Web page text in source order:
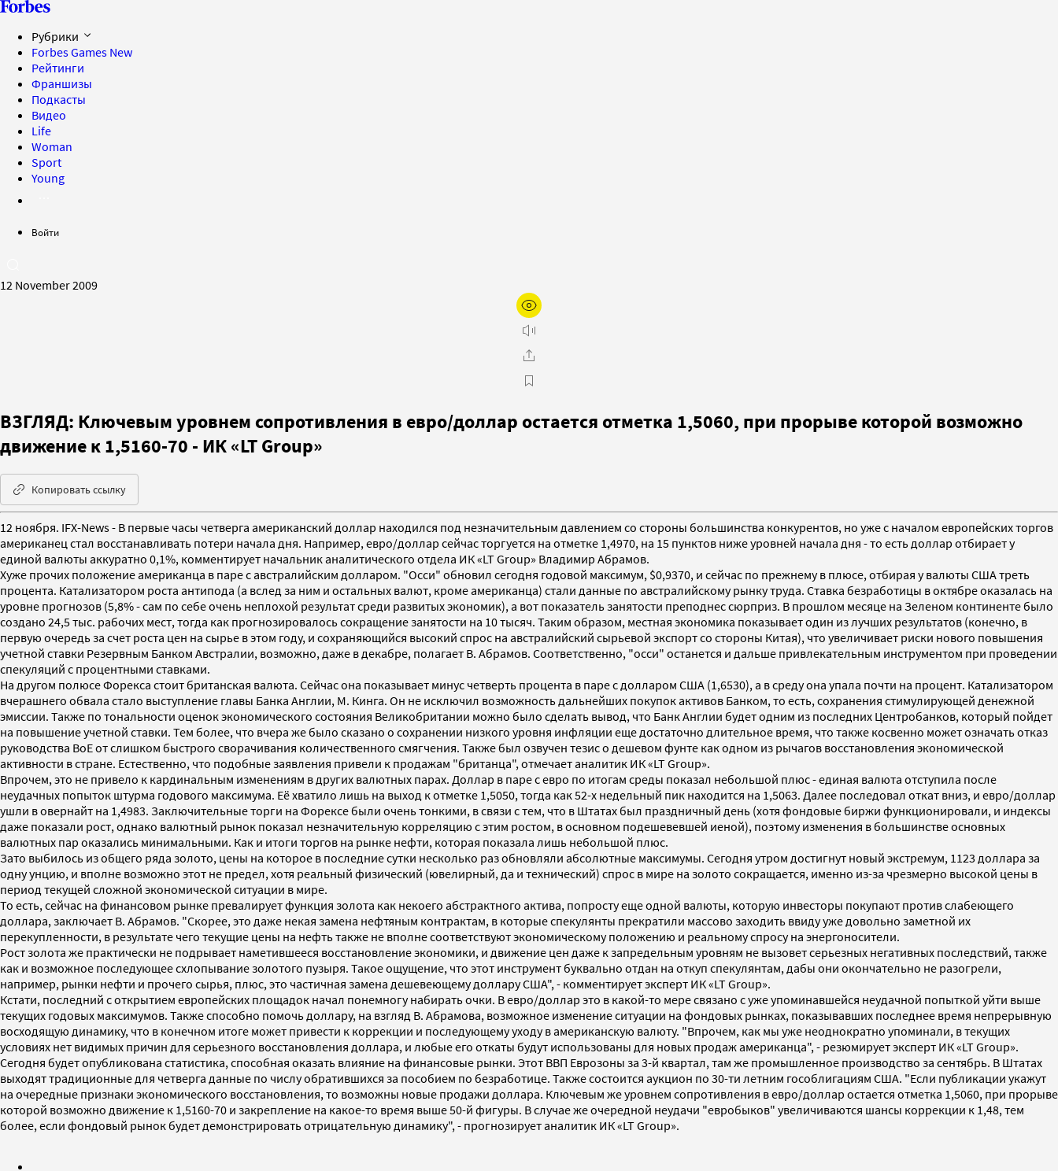
Рубрики
Forbes Games New
Рейтинги
Франшизы
Подкасты
Видео
Life
Woman
Sport
Young
Войти
12 November 2009
ВЗГЛЯД: Ключевым уровнем сопротивления в евро/доллар остается отметка 1,5060, при прорыве которой возможно
движение к 1,5160-70 - ИК «LT Group»
Копировать ссылку
12 ноября. IFX-News - В первые часы четверга американский доллар находился под незначительным давлением со стороны большинства конкурентов, но уже с началом европейских торгов
американец стал восстанавливать потери начала дня. Например, евро/доллар сейчас торгуется на отметке 1,4970, на 15 пунктов ниже уровней начала дня - то есть доллар отбирает у
единой валюты аккуратно 0,1%, комментирует начальник аналитического отдела ИК «LT Group» Владимир Абрамов.
Хуже прочих положение американца в паре с австралийским долларом. "Осси" обновил сегодня годовой максимум, $0,9370, и сейчас по прежнему в плюсе, отбирая у валюты США треть
процента. Катализатором роста антипода (а вслед за ним и остальных валют, кроме американца) стали данные по австралийскому рынку труда. Ставка безработицы в октябре оказалась на
уровне прогнозов (5,8% - сам по себе очень неплохой результат среди развитых экономик), а вот показатель занятости преподнес сюрприз. В прошлом месяце на Зеленом континенте было
создано 24,5 тыс. рабочих мест, тогда как прогнозировалось сокращение занятости на 10 тысяч. Таким образом, местная экономика показывает один из лучших результатов (конечно, в
первую очередь за счет роста цен на сырье в этом году, и сохраняющийся высокий спрос на австралийский сырьевой экспорт со стороны Китая), что увеличивает риски нового повышения
учетной ставки Резервным Банком Австралии, возможно, даже в декабре, полагает В. Абрамов. Соответственно, "осси" останется и дальше привлекательным инструментом при проведении
спекуляций с процентными ставками.
На другом полюсе Форекса стоит британская валюта. Сейчас она показывает минус четверть процента в паре с долларом США (1,6530), а в среду она упала почти на процент. Катализатором
вчерашнего обвала стало выступление главы Банка Англии, М. Кинга. Он не исключил возможность дальнейших покупок активов Банком, то есть, сохранения стимулирующей денежной
эмиссии. Также по тональности оценок экономического состояния Великобритании можно было сделать вывод, что Банк Англии будет одним из последних Центробанков, который пойдет
на повышение учетной ставки. Тем более, что вчера же было сказано о сохранении низкого уровня инфляции еще достаточно длительное время, что также косвенно может означать отказ
руководства BoE от слишком быстрого сворачивания количественного смягчения. Также был озвучен тезис о дешевом фунте как одном из рычагов восстановления экономической
активности в стране. Естественно, что подобные заявления привели к продажам "британца", отмечает аналитик ИК «LT Group».
Впрочем, это не привело к кардинальным изменениям в других валютных парах. Доллар в паре с евро по итогам среды показал небольшой плюс - единая валюта отступила после
неудачных попыток штурма годового максимума. Её хватило лишь на выход к отметке 1,5050, тогда как 52-х недельный пик находится на 1,5063. Далее последовал откат вниз, и евро/доллар
ушли в овернайт на 1,4983. Заключительные торги на Форексе были очень тонкими, в связи с тем, что в Штатах был праздничный день (хотя фондовые биржи функционировали, и индексы
даже показали рост, однако валютный рынок показал незначительную корреляцию с этим ростом, в основном подешевевшей иеной), поэтому изменения в большинстве основных
валютных пар оказались минимальными. Как и итоги торгов на рынке нефти, которая показала лишь небольшой плюс.
Зато выбилось из общего ряда золото, цены на которое в последние сутки несколько раз обновляли абсолютные максимумы. Сегодня утром достигнут новый экстремум, 1123 доллара за
одну унцию, и вполне возможно этот не предел, хотя реальный физический (ювелирный, да и технический) спрос в мире на золото сокращается, именно из-за чрезмерно высокой цены в
период текущей сложной экономической ситуации в мире.
То есть, сейчас на финансовом рынке превалирует функция золота как некоего абстрактного актива, попросту еще одной валюты, которую инвесторы покупают против слабеющего
доллара, заключает В. Абрамов. "Скорее, это даже некая замена нефтяным контрактам, в которые спекулянты прекратили массово заходить ввиду уже довольно заметной их
перекупленности, в результате чего текущие цены на нефть также не вполне соответствуют экономическому положению и реальному спросу на энергоносители.
Рост золота же практически не подрывает наметившееся восстановление экономики, и движение цен даже к запредельным уровням не вызовет серьезных негативных последствий, также
как и возможное последующее схлопывание золотого пузыря. Такое ощущение, что этот инструмент буквально отдан на откуп спекулянтам, дабы они окончательно не разогрели,
например, рынки нефти и прочего сырья, плюс, это частичная замена дешевеющему доллару США", - комментирует эксперт ИК «LT Group».
Кстати, последний с открытием европейских площадок начал понемногу набирать очки. В евро/доллар это в какой-то мере связано с уже упоминавшейся неудачной попыткой уйти выше
текущих годовых максимумов. Также способно помочь доллару, на взгляд В. Абрамова, возможное изменение ситуации на фондовых рынках, показывавших последнее время непрерывную
восходящую динамику, что в конечном итоге может привести к коррекции и последующему уходу в американскую валюту. "Впрочем, как мы уже неоднократно упоминали, в текущих
условиях нет видимых причин для серьезного восстановления доллара, и любые его откаты будут использованы для новых продаж американца", - резюмирует эксперт ИК «LT Group».
Сегодня будет опубликована статистика, способная оказать влияние на финансовые рынки. Этот ВВП Еврозоны за 3-й квартал, там же промышленное производство за сентябрь. В Штатах
выходят традиционные для четверга данные по числу обратившихся за пособием по безработице. Также состоится аукцион по 30-ти летним гособлигациям США. "Если публикации укажут
на очередные признаки экономического восстановления, то возможны новые продажи доллара. Ключевым же уровнем сопротивления в евро/доллар остается отметка 1,5060, при прорыве
которой возможно движение к 1,5160-70 и закрепление на какое-то время выше 50-й фигуры. В случае же очередной неудачи "евробыков" увеличиваются шансы коррекции к 1,48, тем
более, если фондовый рынок будет демонстрировать отрицательную динамику", - прогнозирует аналитик ИК «LT Group».